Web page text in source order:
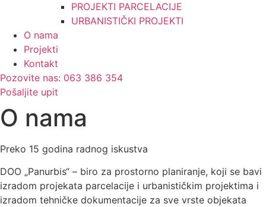
PROJEKTI PARCELACIJE
URBANISTIČKI PROJEKTI
O nama
Projekti
Kontakt
Pozovite nas: 063 386 354
Pošaljite upit
O nama
Preko 15 godina radnog iskustva
DOO „Panurbis“ – biro za prostorno planiranje, koji se bavi
izradom projekata parcelacije i urbanističkim projektima i
izradom tehničke dokumentacije za sve vrste objekata